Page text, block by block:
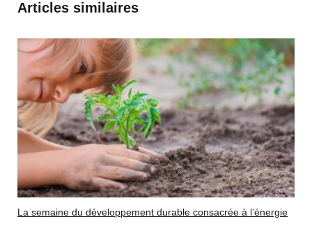
Articles similaires
La semaine du développement durable consacrée à l’énergie